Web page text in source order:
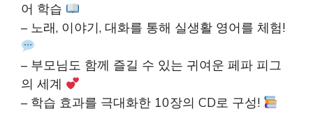
어 학습
– 노래, 이야기, 대화를 통해 실생활 영어를 체험!
– 부모님도 함께 즐길 수 있는 귀여운 페파 피그
의 세계
– 학습 효과를 극대화한 10장의 CD로 구성!